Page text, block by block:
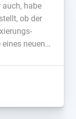
habe
ob der
neuen
in